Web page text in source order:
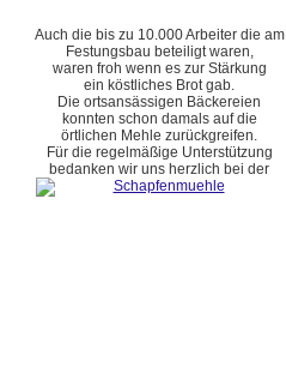
Auch die bis zu 10.000 Arbeiter die am
Festungsbau beteiligt waren,
waren froh wenn es zur Stärkung
ein köstliches Brot gab.
Die ortsansässigen Bäckereien
konnten schon damals auf die
örtlichen Mehle zurückgreifen.
Für die regelmäßige Unterstützung
bedanken wir uns herzlich bei der